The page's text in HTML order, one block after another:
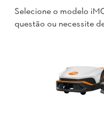
Selecione o modelo
questão ou necessite